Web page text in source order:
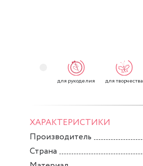
для рукоделия для творчества
ХАРАКТЕРИСТИКИ
Производитель
Страна